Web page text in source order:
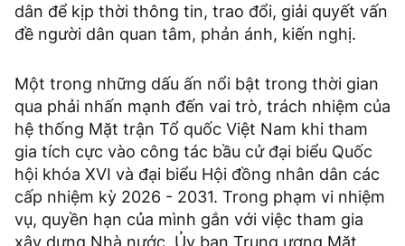
dân để kịp thời thông tin, trao đổi, giải quyết vấn
đề người dân quan tâm, phản ánh, kiến nghị.
Một trong những dấu ấn nổi bật trong thời gian
qua phải nhấn mạnh đến vai trò, trách nhiệm của
hệ thống Mặt trận Tổ quốc Việt Nam khi tham
gia tích cực vào công tác bầu cử đại biểu Quốc
hội khóa XVI và đại biểu Hội đồng nhân dân các
cấp nhiệm kỳ 2026 - 2031. Trong phạm vi nhiệm
vụ, quyền hạn của mình gắn với việc tham gia
xây dựng Nhà nước, Ủy ban Trung ương Mặt